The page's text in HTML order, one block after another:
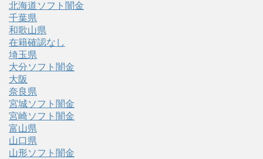
北海道ソフト闇金
千葉県
和歌山県
在籍確認なし
埼玉県
大分ソフト闇金
大阪
奈良県
宮城ソフト闇金
宮崎ソフト闇金
富山県
山口県
山形ソフト闇金